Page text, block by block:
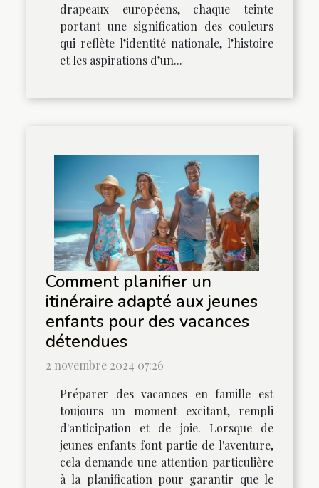
drapeaux européens, chaque teinte
portant une signification des couleurs
qui reflète l’identité nationale, l’histoire
et les aspirations d’un...
Comment planifier un
itinéraire adapté aux jeunes
enfants pour des vacances
détendues
2 novembre 2024 07:26
Préparer des vacances en famille est
toujours un moment excitant, rempli
d'anticipation et de joie. Lorsque de
jeunes enfants font partie de l'aventure,
cela demande une attention particulière
à la planification pour garantir que le